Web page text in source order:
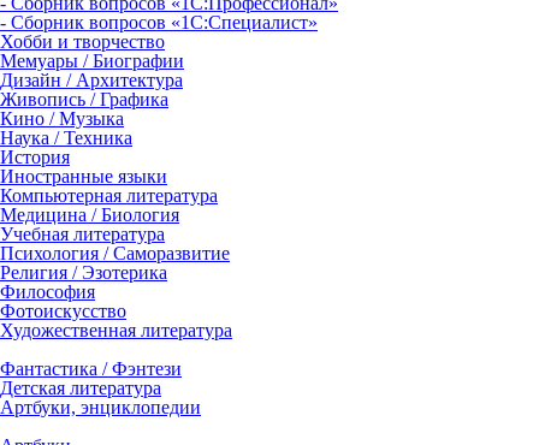
- Сборник вопросов «1С:Специалист»
Хобби и творчество
Мемуары / Биографии
Дизайн / Архитектура
Живопись / Графика
Кино / Музыка
Наука / Техника
История
Иностранные языки
Компьютерная литература
Медицина / Биология
Учебная литература
Психология / Саморазвитие
Религия / Эзотерика
Философия
Фотоискусство
Художественная литература
Фантастика / Фэнтези
Детская литература
Артбуки, энциклопедии